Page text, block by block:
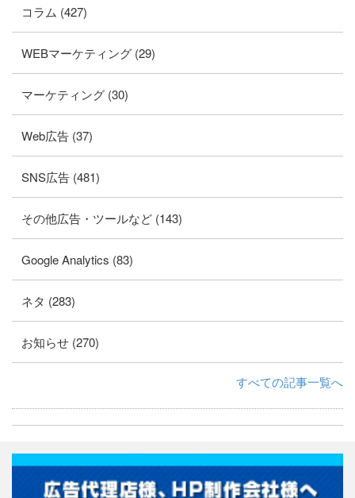
コラム (427)
WEBマーケティング (29)
マーケティング (30)
Web広告 (37)
SNS広告 (481)
その他広告・ツールなど (143)
Google Analytics (83)
ネタ (283)
お知らせ (270)
すべての記事一覧へ